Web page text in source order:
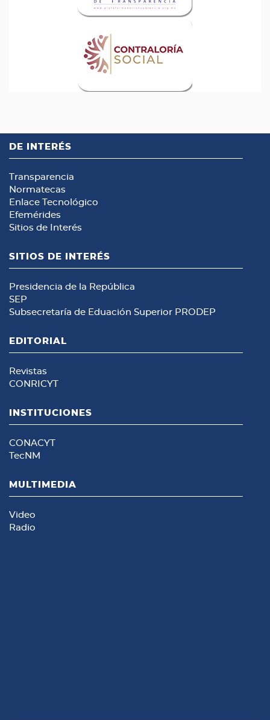
DE INTERÉS
Transparencia
Normatecas
Enlace Tecnológico
Efemérides
Sitios de Interés
SITIOS DE INTERÉS
Presidencia de la República
SEP
Subsecretaría de Eduación Superior PRODEP
EDITORIAL
Revistas
CONRICYT
INSTITUCIONES
CONACYT
TecNM
MULTIMEDIA
Video
Radio